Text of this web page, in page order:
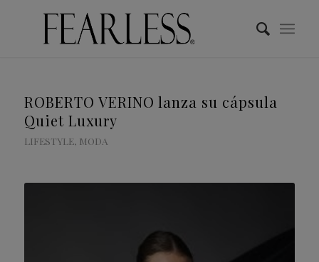
ROBERTO VERINO lanza su cápsula
Quiet Luxury
LIFESTYLE, MODA